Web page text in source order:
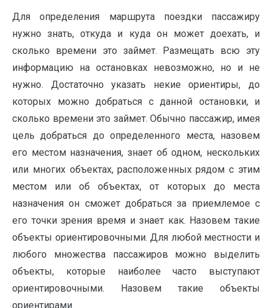
Для определения маршрута поездки пассажиру
нужно знать, откуда и куда он может доехать, и
сколько времени это займет. Размещать всю эту
информацию на остановках невозможно, но и не
нужно. Достаточно указать некие ориентиры, до
которых можно добраться с данной остановки, и
сколько времени это займет. Обычно пассажир, имея
цель добраться до определенного места, назовем
его местом назначения, знает об одном, нескольких
или многих объектах, расположенных рядом с этим
местом или об объектах, от которых до места
назначения он сможет добраться за приемлемое с
его точки зрения время и знает как. Назовем такие
объекты ориентировочными. Для любой местности и
любого множества пассажиров можно выделить
объекты, которые наиболее часто выступают
ориентировочными. Назовем такие объекты
ориентирами.